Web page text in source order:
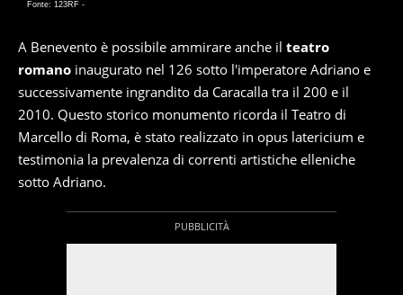
Fonte: 123RF -
A Benevento è possibile ammirare anche il teatro
romano inaugurato nel 126 sotto l'imperatore Adriano e
successivamente ingrandito da Caracalla tra il 200 e il
2010. Questo storico monumento ricorda il Teatro di
Marcello di Roma, è stato realizzato in opus latericium e
testimonia la prevalenza di correnti artistiche elleniche
sotto Adriano.